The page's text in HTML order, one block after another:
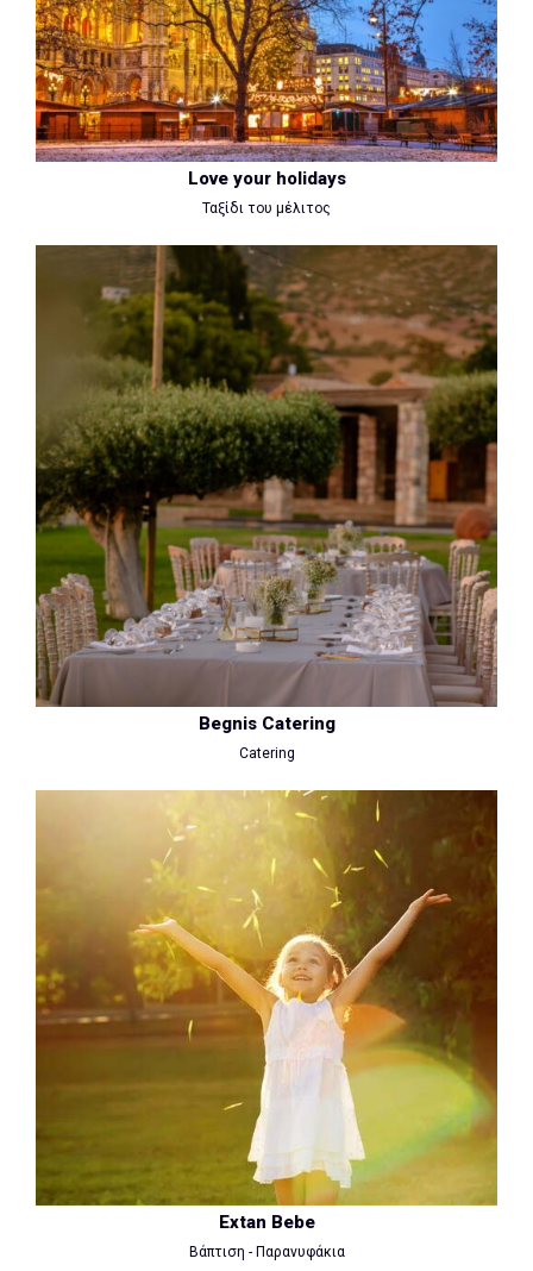
Love your holidays
Ταξίδι του μέλιτος
Begnis Catering
Catering
Extan Bebe
Βάπτιση - Παρανυφάκια